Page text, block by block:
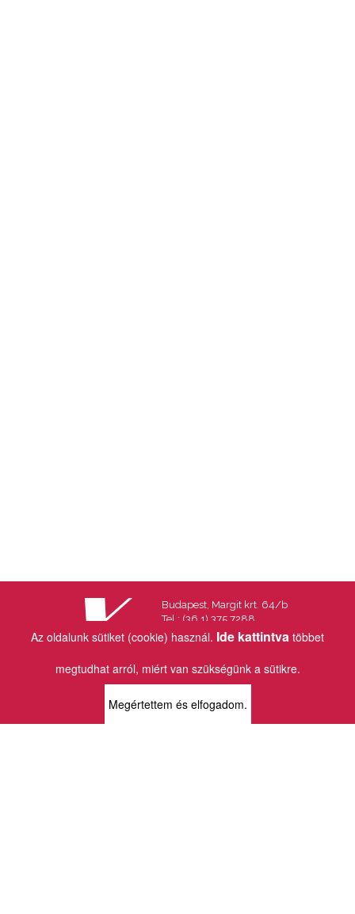
Az oldalunk sütiket (cookie) használ. Ide kattintva többet
megtudhat arról, miért van szükségünk a sütikre.
Megértettem és elfogadom.
Budapest, Margit krt. 64/b
Tel.: (36 1) 375 7288
Fax.: (36 1) 202 7145
Email: